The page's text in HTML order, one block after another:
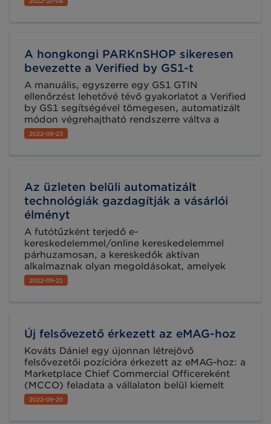
minden szereplőjének hasznos ötleteket adva
A hongkongi PARKnSHOP sikeresen
bevezette a Verified by GS1-t
A manuális, egyszerre egy GS1 GTIN
ellenőrzést lehetővé tévő gyakorlatot a Verified
by GS1 segítségével tömegesen, automatizált
módon végrehajtható rendszerre váltva a
PARKnSHOP a termékek belistázásával töltött
időt jelentősen csökkentette.
2022-09-23
Az üzleten belüli automatizált
technológiák gazdagítják a vásárlói
élményt
A futótűzként terjedő e-
kereskedelemmel/online kereskedelemmel
párhuzamosan, a kereskedők aktívan
alkalmaznak olyan megoldásokat, amelyek
növelik a fizikai boltokban a vásárlók vásárlási
élményét és a márkákhoz kötik őket. Az
technológiailag fejlettebb személyes élményt
kínálnak az üzletükben, p.: virtuális
bemutatótermeket, okostükröket, önkiszolgáló
kioszkokat.
2022-09-21
Új felsővezető érkezett az eMAG-hoz
Kováts Dániel egy újonnan létrejövő
felsővezetői pozícióra érkezett az eMAG-hoz: a
Marketplace Chief Commercial Officereként
(MCCO) feladata a vállalaton belül kiemelt
fókuszterületnek számító Marketplace vagy
piactér üzletág további stratégiai szinten való
2022-09-20